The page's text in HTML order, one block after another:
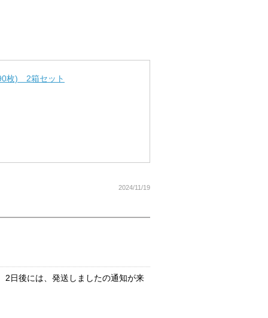
枚) 2箱セット
2024/11/19
2日後には、発送しましたの通知が来